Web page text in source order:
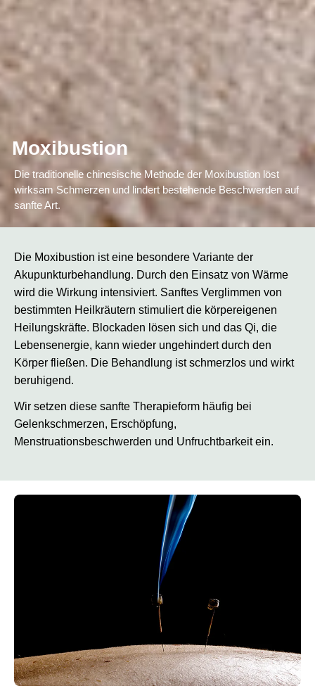
Moxibustion
Die traditionelle chinesische Methode der Moxibustion löst
wirksam Schmerzen und lindert bestehende Beschwerden auf
sanfte Art.
Die Moxibustion ist eine besondere Variante der
Akupunkturbehandlung. Durch den Einsatz von Wärme
wird die Wirkung intensiviert. Sanftes Verglimmen von
bestimmten Heilkräutern stimuliert die körpereigenen
Heilungskräfte. Blockaden lösen sich und das Qi, die
Lebensenergie, kann wieder ungehindert durch den
Körper fließen. Die Behandlung ist schmerzlos und wirkt
beruhigend.
Wir setzen diese sanfte Therapieform häufig bei
Gelenkschmerzen, Erschöpfung,
Menstruationsbeschwerden und Unfruchtbarkeit ein.